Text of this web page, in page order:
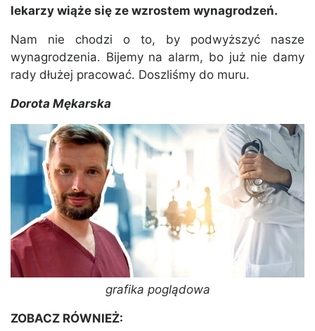
lekarzy wiąże się ze wzrostem wynagrodzeń.
Nam nie chodzi o to, by podwyższyć nasze
wynagrodzenia. Bijemy na alarm, bo już nie damy
rady dłużej pracować. Doszliśmy do muru.
Dorota Mękarska
grafika poglądowa
ZOBACZ RÓWNIEŻ: